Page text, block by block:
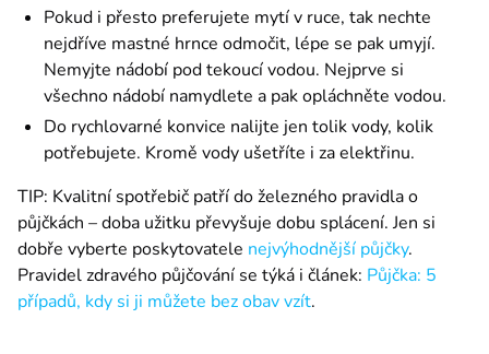
Pokud i přesto preferujete mytí v ruce, tak nechte
nejdříve mastné hrnce odmočit, lépe se pak umyjí.
Nemyjte nádobí pod tekoucí vodou. Nejprve si
všechno nádobí namydlete a pak opláchněte vodou.
Do rychlovarné konvice nalijte jen tolik vody, kolik
potřebujete. Kromě vody ušetříte i za elektřinu.
TIP: Kvalitní spotřebič patří do železného pravidla o
půjčkách – doba užitku převyšuje dobu splácení. Jen si
dobře vyberte poskytovatele nejvýhodnější půjčky.
Pravidel zdravého půjčování se týká i článek: Půjčka: 5
případů, kdy si ji můžete bez obav vzít.